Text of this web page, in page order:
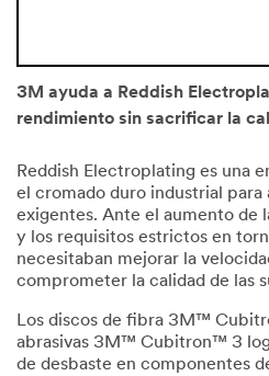
3M ayuda a Reddish
rendimiento sin sacrificar la
Reddish Electroplating es una
el cromado duro industrial
exigentes. Ante el aumento de
y los requisitos estrictos en
necesitaban mejorar la
comprometer la calidad de las
Los discos de fibra 3M™
abrasivas 3M™ Cubitron™ 3
de desbaste en componentes